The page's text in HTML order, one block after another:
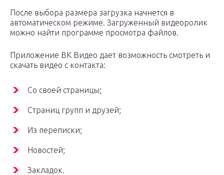
После выбора размера загрузка начнется в
автоматическом режиме. Загруженный видеоролик
можно найти программе просмотра файлов.
Приложение ВК Видео дает возможность смотреть и
скачать видео с контакта:
Со своей страницы;
Страниц групп и друзей;
Из переписки;
Новостей;
Закладок.